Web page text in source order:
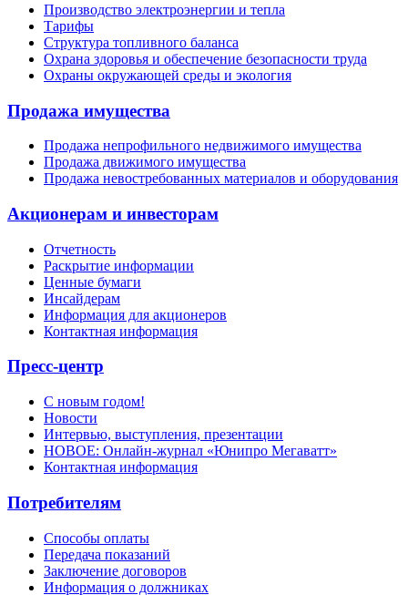
Производство электроэнергии и тепла
Тарифы
Структура топливного баланса
Охрана здоровья и обеспечение безопасности труда
Охраны окружающей среды и экология
Продажа имущества
Продажа непрофильного недвижимого имущества
Продажа движимого имущества
Продажа невостребованных материалов и оборудования
Акционерам и инвесторам
Отчетность
Раскрытие информации
Ценные бумаги
Инсайдерам
Информация для акционеров
Контактная информация
Пресс-центр
С новым годом!
Новости
Интервью, выступления, презентации
НОВОЕ: Онлайн-журнал «Юнипро Мегаватт»
Контактная информация
Потребителям
Способы оплаты
Передача показаний
Заключение договоров
Информация о должниках